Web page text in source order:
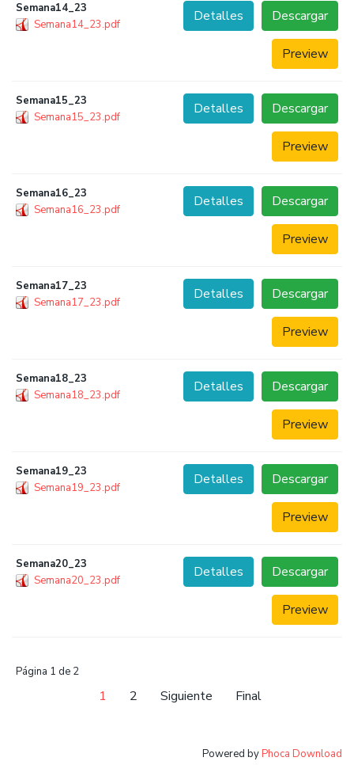
Semana14_23
Semana14_23.pdf
Descargar
Detalles
Preview
Semana15_23
Semana15_23.pdf
Descargar
Detalles
Preview
Semana16_23
Semana16_23.pdf
Descargar
Detalles
Preview
Semana17_23
Semana17_23.pdf
Descargar
Detalles
Preview
Semana18_23
Semana18_23.pdf
Descargar
Detalles
Preview
Semana19_23
Semana19_23.pdf
Descargar
Detalles
Preview
Semana20_23
Semana20_23.pdf
Descargar
Detalles
Preview
Página 1 de 2
1 2 Siguiente Final
Powered by Phoca Download